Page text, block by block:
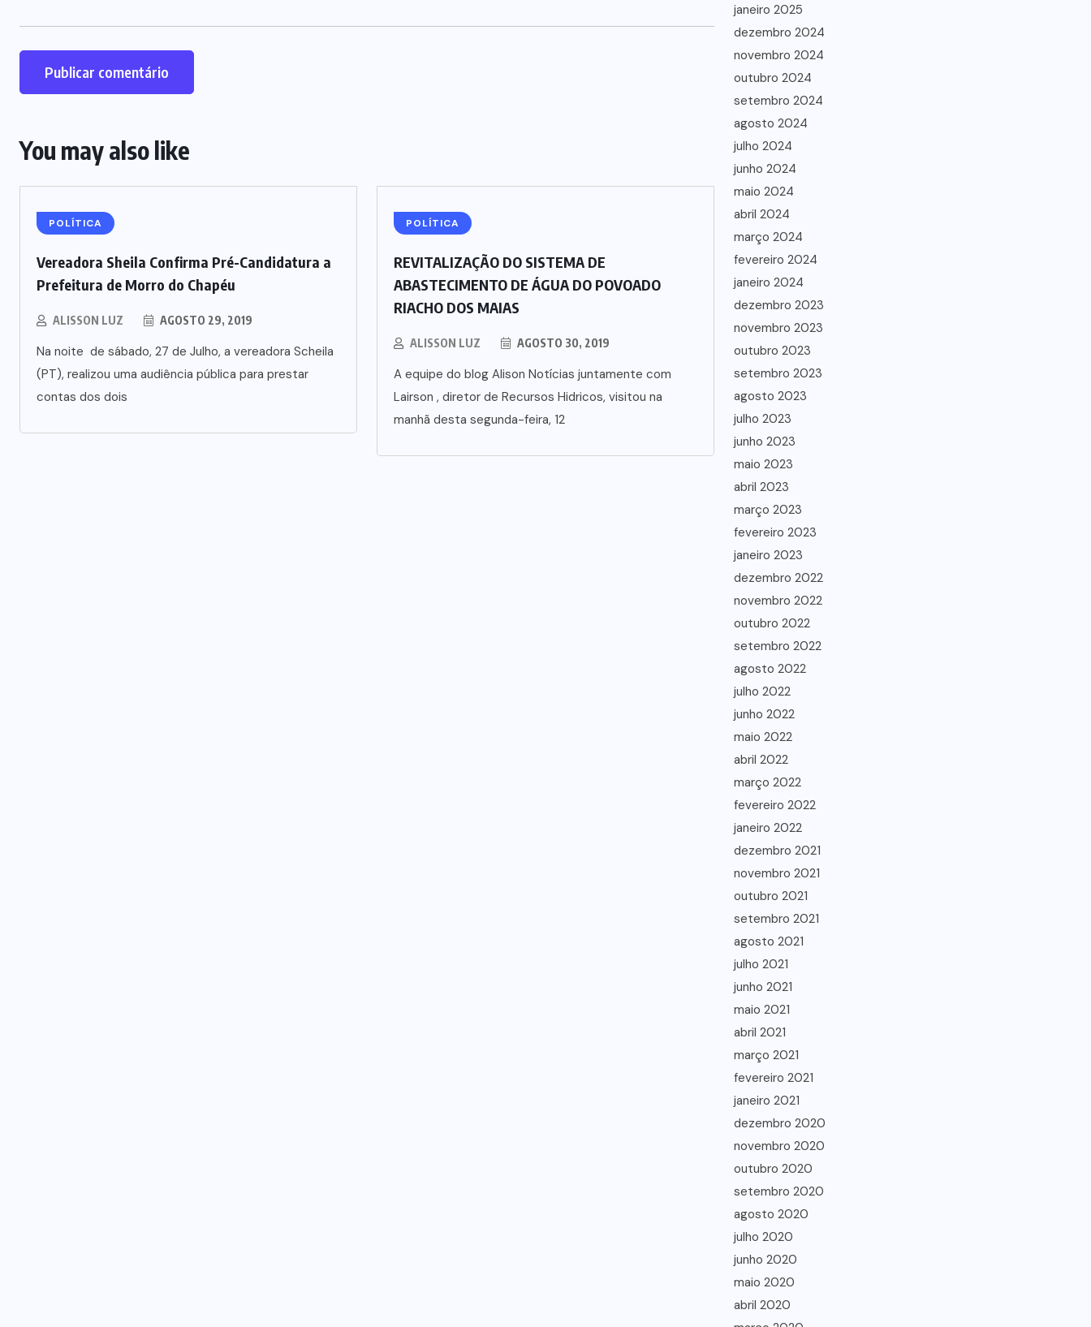
You may also like
POLÍTICA
Vereadora Sheila Confirma Pré-Candidatura a
Prefeitura de Morro do Chapéu
ALISSON LUZ AGOSTO 29, 2019
Na noite de sábado, 27 de Julho, a vereadora Scheila
(PT), realizou uma audiência pública para prestar
contas dos dois
POLÍTICA
REVITALIZAÇÃO DO SISTEMA DE
ABASTECIMENTO DE ÁGUA DO POVOADO
RIACHO DOS MAIAS
ALISSON LUZ AGOSTO 30, 2019
A equipe do blog Alison Notícias juntamente com
Lairson , diretor de Recursos Hidricos, visitou na
manhã desta segunda-feira, 12
janeiro 2025
dezembro 2024
novembro 2024
outubro 2024
setembro 2024
agosto 2024
julho 2024
junho 2024
maio 2024
abril 2024
março 2024
fevereiro 2024
janeiro 2024
dezembro 2023
novembro 2023
outubro 2023
setembro 2023
agosto 2023
julho 2023
junho 2023
maio 2023
abril 2023
março 2023
fevereiro 2023
janeiro 2023
dezembro 2022
novembro 2022
outubro 2022
setembro 2022
agosto 2022
julho 2022
junho 2022
maio 2022
abril 2022
março 2022
fevereiro 2022
janeiro 2022
dezembro 2021
novembro 2021
outubro 2021
setembro 2021
agosto 2021
julho 2021
junho 2021
maio 2021
abril 2021
março 2021
fevereiro 2021
janeiro 2021
dezembro 2020
novembro 2020
outubro 2020
setembro 2020
agosto 2020
julho 2020
junho 2020
maio 2020
abril 2020